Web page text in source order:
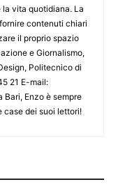
vita quotidiana. La
contenuti chiari
il proprio spazio
e Giornalismo,
Politecnico di
21 E-mail:
Enzo è sempre
case dei suoi lettori!